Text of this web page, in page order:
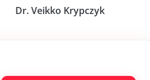
Dr. Veikko Krypczyk